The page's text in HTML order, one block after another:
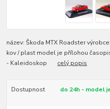
název: Škoda MTX Roadster
kov / plast model je přílohou
- Kaleidoskop celý popis
Dostupnost do 24h - model